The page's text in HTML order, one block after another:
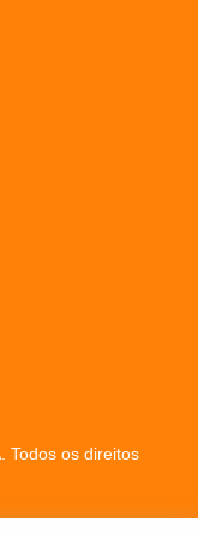
Todos os direitos